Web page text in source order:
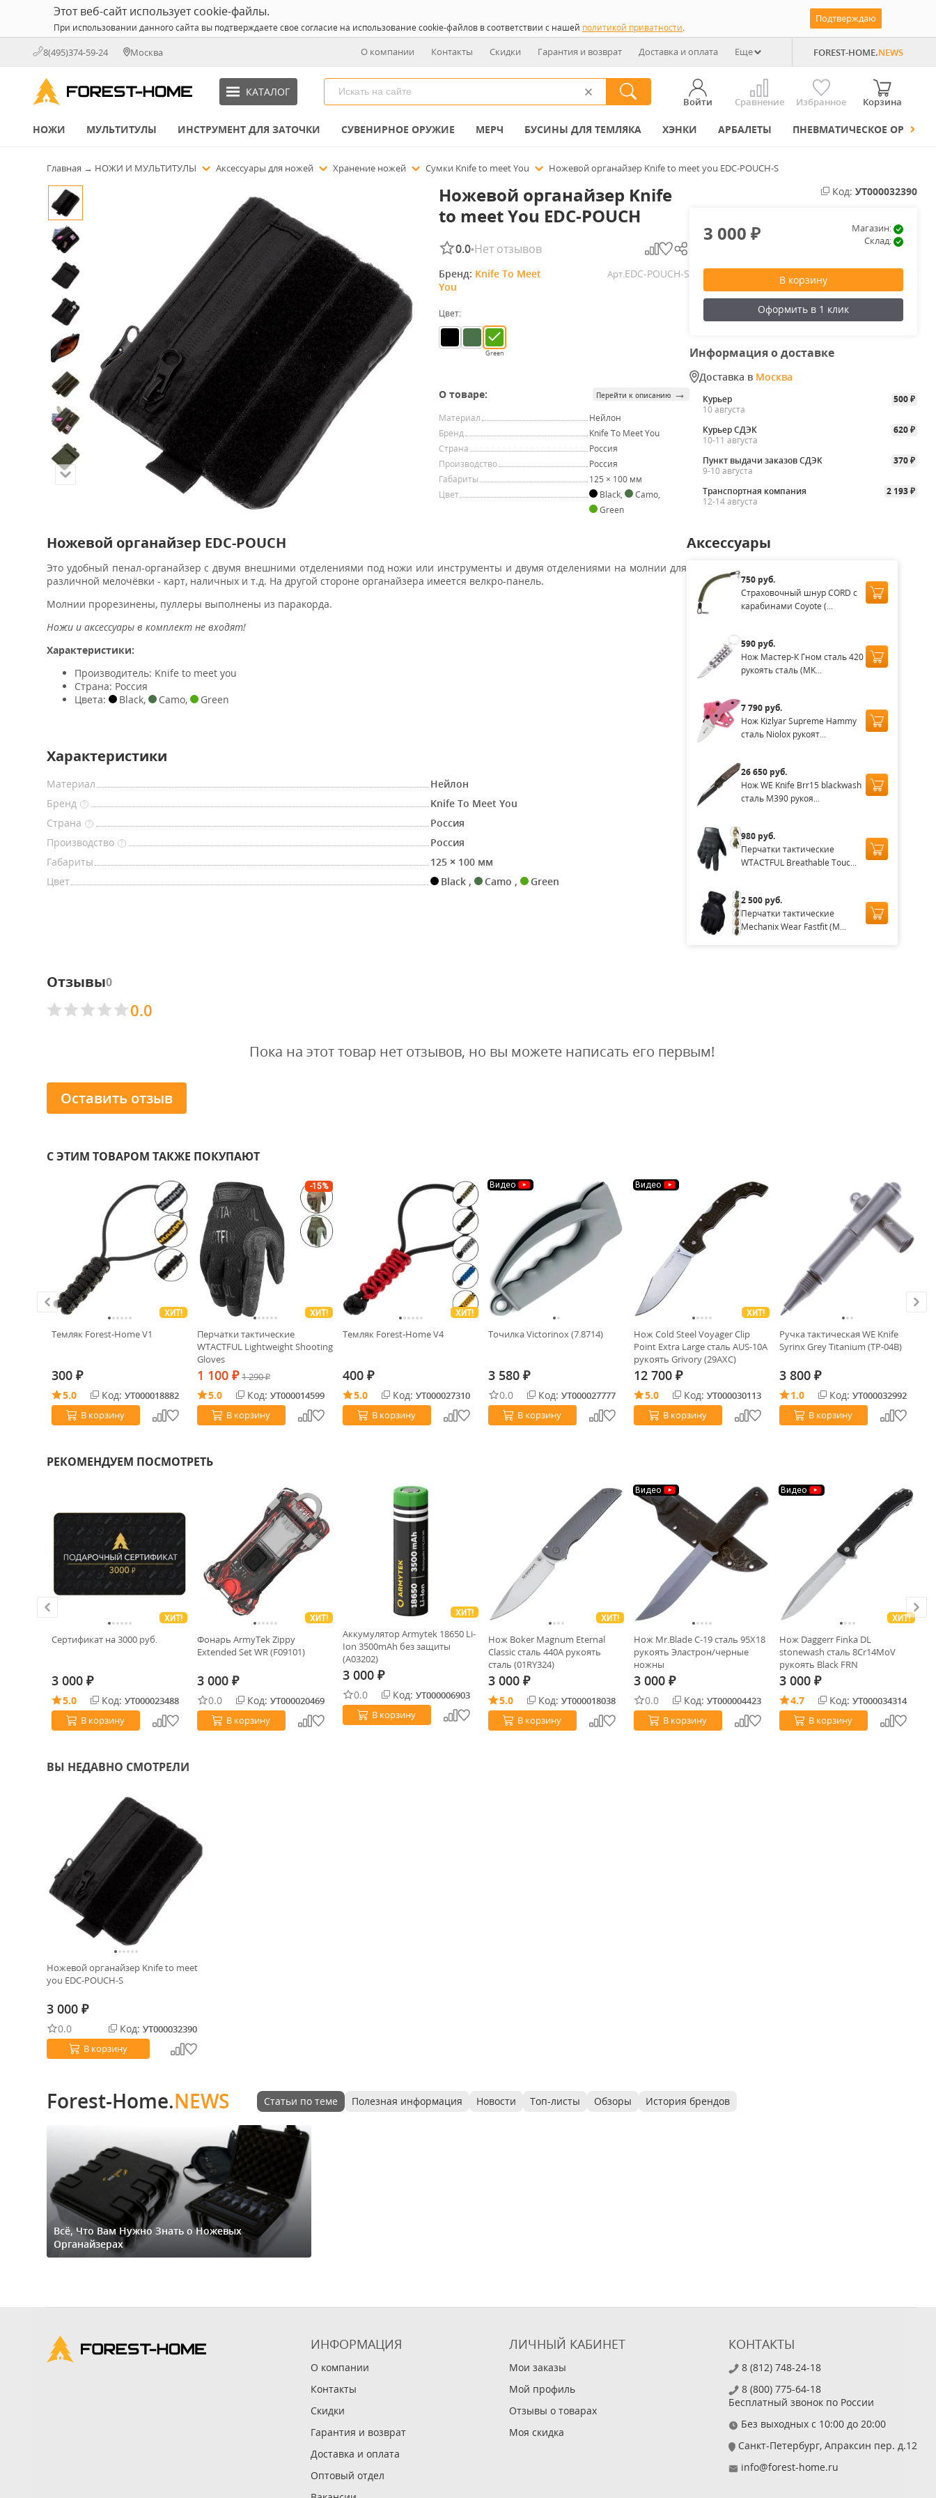
Этот веб-сайт использует cookie-файлы.
При использовании данного сайта вы подтверждаете свое согласие на использование cookie-файлов в соответствии с нашей политикой приватности.
Подтверждаю
8(495)374-59-24 Москва О компании Контакты Скидки Гарантия и возврат Доставка и оплата Еще FOREST-HOME.NEWS
КАТАЛОГ
Войти Сравнение Избранное Корзина
НОЖИ МУЛЬТИТУЛЫ ИНСТРУМЕНТ ДЛЯ ЗАТОЧКИ СУВЕНИРНОЕ ОРУЖИЕ МЕРЧ БУСИНЫ ДЛЯ ТЕМЛЯКА ХЭНКИ АРБАЛЕТЫ ПНЕВМАТИЧЕСКОЕ ОРУЖИЕ
Главная → НОЖИ И МУЛЬТИТУЛЫ Аксессуары для ножей Хранение ножей Сумки Knife to meet You Ножевой органайзер Knife to meet you EDC-POUCH-S
Ножевой органайзер Knife
to meet You EDC-POUCH
0.0•Нет отзывов
Бренд: Knife To Meet
You
Арт.EDC-POUCH-S
Цвет:
Green
О товаре: Перейти к описанию →
Материал
Нейлон
Бренд
Knife To Meet You
Страна
Россия
Производство
Россия
Габариты
125 × 100 мм
Цвет
Black, Camo,
Green
Код: УТ000032390
3 000₽
Магазин:
Склад:
В корзину
Оформить в 1 клик
Информация о доставке
Доставка в Москва
Курьер 500 ₽
10 августа
Курьер СДЭК
620 ₽
10-11 августа
Пункт выдачи заказов СДЭК
370 ₽
9-10 августа
Транспортная компания
2 193 ₽
12-14 августа
Ножевой органайзер EDC-POUCH
Это удобный пенал-органайзер с двумя внешними отделениями под ножи или инструменты и двумя отделениями на молнии для
различной мелочёвки - карт, наличных и т.д. На другой стороне органайзера имеется велкро-панель.
Молнии прорезинены, пуллеры выполнены из паракорда.
Ножи и аксессуары в комплект не входят!
Характеристики:
Производитель: Knife to meet you
Страна: Россия
Цвета:
Black, Camo, Green
Характеристики
Материал
Нейлон
Бренд
?
Knife To Meet You
Страна
?
Россия
Производство
?
Россия
Габариты
125 × 100 мм
Цвет
Black , Camo , Green
Аксессуары
750 руб.
Страховочный шнур CORD с
карабинами Coyote (...
590 руб.
Нож Мастер-К Гном сталь 420
рукоять сталь (MK...
7 790 руб.
Нож Kizlyar Supreme Hammy
сталь Niolox рукоят...
26 650 руб.
Нож WE Knife Brr15 blackwash
сталь M390 рукоя...
980 руб.
Перчатки тактические
WTACTFUL Breathable Touc...
2 500 руб.
Перчатки тактические
Mechanix Wear Fastfit (M...
Отзывы0
0.0
Пока на этот товар нет отзывов, но вы можете написать его первым!
Оставить отзыв
С ЭТИМ ТОВАРОМ ТАКЖЕ ПОКУПАЮТ
ХИТ!
Темляк Forest-Home V1
300 ₽
5.0 Код: УТ000018882
В корзину
-15%
ХИТ!
Перчатки тактические
WTACTFUL Lightweight Shooting
Gloves
1 100 ₽ 1 290₽
5.0 Код: УТ000014599
В корзину
ХИТ!
Темляк Forest-Home V4
400 ₽
5.0 Код: УТ000027310
В корзину
Видео
Точилка Victorinox (7.8714)
3 580 ₽
0.0 Код: УТ000027777
В корзину
Видео
ХИТ!
Нож Cold Steel Voyager Clip
Point Extra Large сталь AUS-10A
рукоять Grivory (29AXC)
12 700 ₽
5.0 Код: УТ000030113
В корзину
Ручка тактическая WE Knife
Syrinx Grey Titanium (TP-04B)
3 800 ₽
1.0 Код: УТ000032992
В корзину
РЕКОМЕНДУЕМ ПОСМОТРЕТЬ
ХИТ!
Сертификат на 3000 руб.
3 000 ₽
5.0 Код: УТ000023488
В корзину
ХИТ!
Фонарь ArmyTek Zippy
Extended Set WR (F09101)
3 000 ₽
0.0 Код: УТ000020469
В корзину
ХИТ!
Аккумулятор Armytek 18650 Li-
Ion 3500mAh без защиты
(A03202)
3 000 ₽
0.0 Код: УТ000006903
В корзину
ХИТ!
Нож Boker Magnum Eternal
Classic сталь 440A рукоять
сталь (01RY324)
3 000 ₽
5.0 Код: УТ000018038
В корзину
Видео
Нож Mr.Blade C-19 сталь 95Х18
рукоять Эластрон/черные
ножны
3 000 ₽
0.0 Код: УТ000004423
В корзину
Видео
ХИТ!
Нож Daggerr Finka DL
stonewash сталь 8Cr14MoV
рукоять Black FRN
3 000 ₽
4.7 Код: УТ000034314
В корзину
ВЫ НЕДАВНО СМОТРЕЛИ
Ножевой органайзер Knife to meet
you EDC-POUCH-S
3 000 ₽
0.0 Код: УТ000032390
В корзину
Forest-Home.NEWS Статьи по теме Полезная информация Новости Топ-листы Обзоры История брендов
Всё, Что Вам Нужно Знать о Ножевых
Органайзерах
ИНФОРМАЦИЯ
О компании
Контакты
Скидки
Гарантия и возврат
Доставка и оплата
Оптовый отдел
ЛИЧНЫЙ КАБИНЕТ
Мои заказы
Мой профиль
Отзывы о товарах
Моя скидка
КОНТАКТЫ
8 (812) 748-24-18
8 (800) 775-64-18
Бесплатный звонок по России
Без выходных с 10:00 до 20:00
Санкт-Петербург, Апраксин пер. д.12
info@forest-home.ru